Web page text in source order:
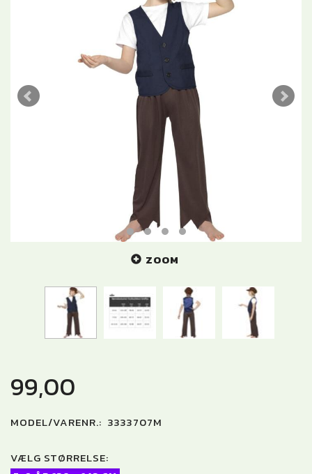
ZOOM
99,00
MODEL/VARENR.: 3333707M
VÆLG STØRRELSE: